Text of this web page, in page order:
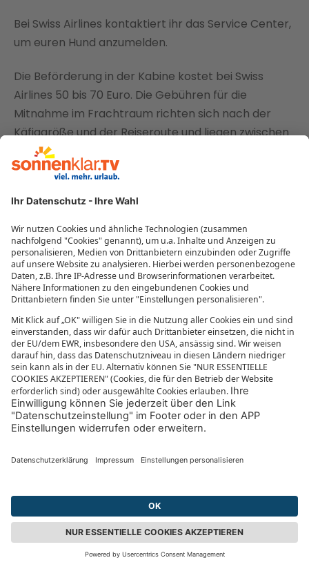
Bei Swiss Airlines kontaktiert ihr das Service Center,
um euren Hund anzumelden.
Die Beförderung in der Kabine kostet bei Swiss
Airlines 50 bis 70 Euro. Die Gebühren für die
Mitnahme im Frachtraum richten sich nach der
Käfiggröße und der Reiseroute und liegen zwischen
80 und 300 Euro.
TAP Portugal
Auf Flügen mit der Airline TAP Portugal dürfen kleine
Hunde in der Kabine, große im Frachtraum
mitreisen. Auf Flügen nach Großbritannien sind
Hunde grundsätzlich nicht erlaubt. Ist euer Hund
unter 10 Wochen alt, könnt ihr ihn nicht mit an
Board nehmen. In der Kabine sind ausschließlich
flexible Taschen erlaubt.
Bestimmungen für die Mitnahme in der Kabine:
wiegen und höchstens 40 x 33 x 17 cm groß sein.
Bestimmungen für die Mitnahme im Frachtraum:
Stabiler Transportbehälter und Hund dürfen auf